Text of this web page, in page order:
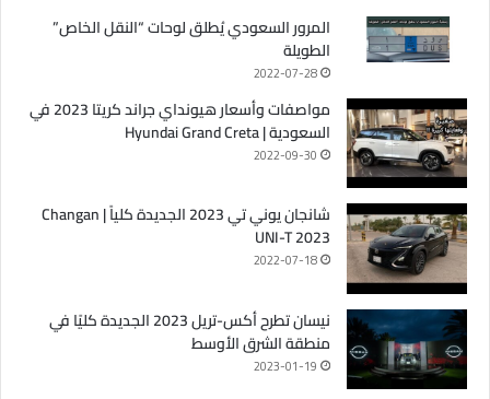
المرور السعودي يُطلق لوحات “النقل الخاص”
الطويلة
2022-07-28
مواصفات وأسعار هيونداي جراند كريتا 2023 في
السعودية | Hyundai Grand Creta
2022-09-30
شانجان يوني تي 2023 الجديدة كلياً | Changan
UNI-T 2023
2022-07-18
نيسان تطرح أكس-تريل 2023 الجديدة كليًا في
منطقة الشرق الأوسط
2023-01-19